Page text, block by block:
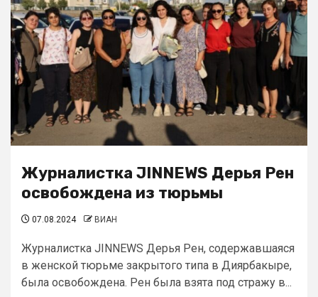
Журналистка JINNEWS Дерья Рен
освобождена из тюрьмы
07.08.2024 ВИАН
Журналистка JINNEWS Дерья Рен, содержавшаяся
в женской тюрьме закрытого типа в Диярбакыре,
была освобождена. Рен была взята под стражу в...